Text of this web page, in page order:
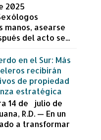
2025
asearse
del acto se...
en el Sur: Más
recibirán
de propiedad
estratégica
14 de julio de
R.D. — En un
a transformar